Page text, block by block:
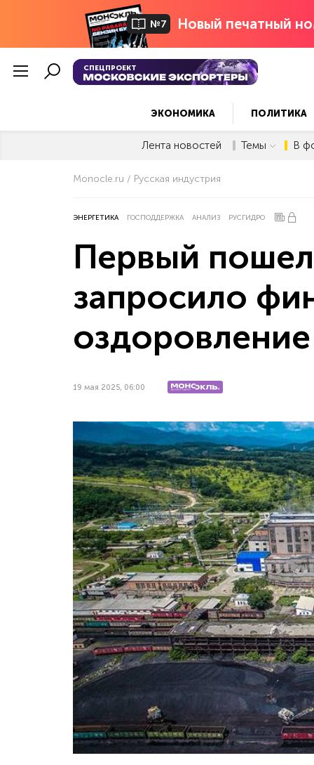
№7 Новый печатный
СПЕЦПРОЕКТ
ЭКОНОМИКА ПОЛИТИКА
Лента новостей Темы В
Monocle.ru Русская индустрия
ЭНЕРГЕТИКА ГОСПОДДЕРЖКА АНАЛИЗ РУСГИДРО
Первый
запросило
оздоровление
19 мая 2025, 06:00